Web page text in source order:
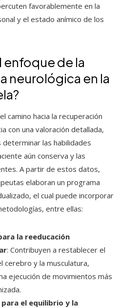
favorablemente en la
y el estado anímico de los
enfoque de la
neurológica en la
camino hacia la recuperación
con una valoración detallada,
las habilidades
aún conserva y las
A partir de estos datos,
elaboran un programa
el cual puede incorporar
entre ellas:
la reeducación
: Contribuyen a restablecer el
cerebro y la musculatura,
ejecución de movimientos más
el equilibrio y la